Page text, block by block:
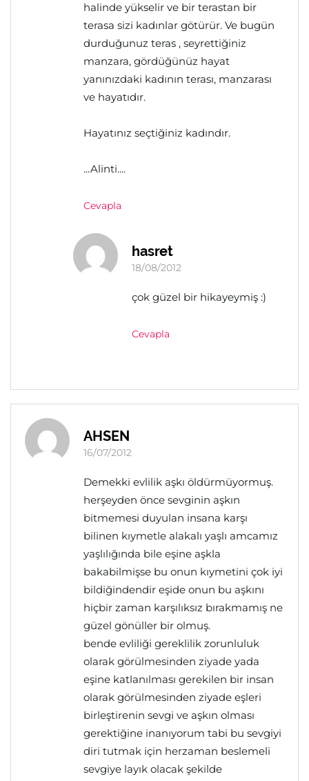
halinde yükselir ve bir terastan bir
terasa sizi kadınlar götürür. Ve bugün
durduğunuz teras , seyrettiğiniz
manzara, gördüğünüz hayat
yanınızdaki kadının terası, manzarası
ve hayatıdır.
Hayatınız seçtiğiniz kadındır.
...Alinti....
Cevapla
hasret
18/08/2012
çok güzel bir hikayeymiş :)
Cevapla
AHSEN
16/07/2012
Demekki evlilik aşkı öldürmüyormuş.
herşeyden önce sevginin aşkın
bitmemesi duyulan insana karşı
bilinen kıymetle alakalı yaşlı amcamız
yaşlılığında bile eşine aşkla
bakabilmişse bu onun kıymetini çok iyi
bildiğindendir eşide onun bu aşkını
hiçbir zaman karşılıksız bırakmamış ne
güzel gönüller bir olmuş.
bende evliliği gereklilik zorunluluk
olarak görülmesinden ziyade yada
eşine katlanılması gerekilen bir insan
olarak görülmesinden ziyade eşleri
birleştirenin sevgi ve aşkın olması
gerektiğine inanıyorum tabi bu sevgiyi
diri tutmak için herzaman beslemeli
sevgiye layık olacak şekilde